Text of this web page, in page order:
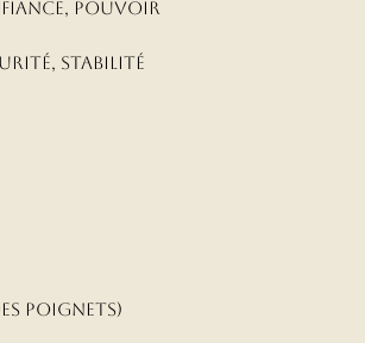
pouvoir
stabilité
poignets)